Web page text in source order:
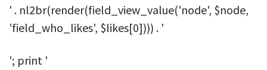
' . nl2br(render(field_view_value('node', $node,
'field_who_likes', $likes[0]))) . '
'; print '